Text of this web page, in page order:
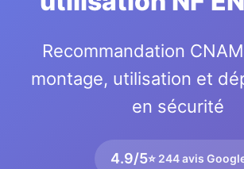
Recommandation
montage, utilisation et
en sécurité
4.9/5⭐ 244 avis